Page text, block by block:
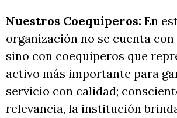
Nuestros Coequiperos: En
organización no se cuenta con
sino con coequiperos que
activo más importante para
servicio con calidad;
relevancia, la institución